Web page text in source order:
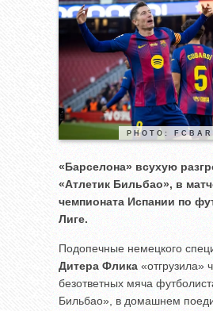
PHOTO:
«Барселона» всухую
«Атлетик Бильбао», в
чемпионата Испании по
Лиге.
Подопечные немецкого
Дитера Флика «отгрузила»
безответных мяча
Бильбао», в домашнем